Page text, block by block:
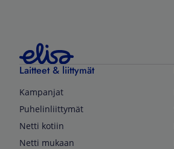
Laitteet & liittymät
Kampanjat
Puhelinliittymät
Netti kotiin
Netti mukaan